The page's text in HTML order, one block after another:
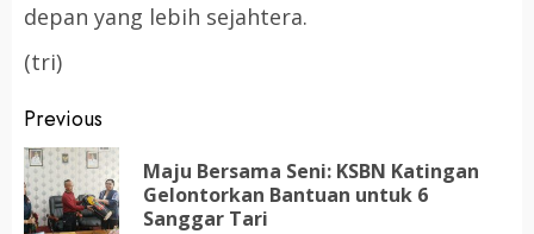
depan yang lebih sejahtera.
(tri)
Post
navigation
Previous
Maju Bersama Seni: KSBN Katingan
Gelontorkan Bantuan untuk 6
Sanggar Tari